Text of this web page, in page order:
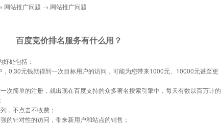
网站推广问题 → 网站推广问题
百度竞价排名服务有什么用？
处包括：
0.30元钱就得到一次目标用户的访问，可能为您带来1000元、10000元甚至更
次简单的注册，就出现在百度支持的众多著名搜索引擎中，每天有数以百万计的
，不点击不收费；
的针对性的访问，带来新用户和站点的销售；